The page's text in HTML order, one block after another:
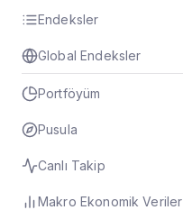
Endeksler
Global Endeksler
Portföyüm
Pusula
Canlı Takip
Makro Ekonomik Veriler